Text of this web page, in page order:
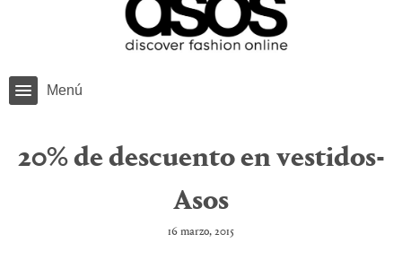
Menú
20% de descuento en vestidos-
Asos
16 marzo, 2015